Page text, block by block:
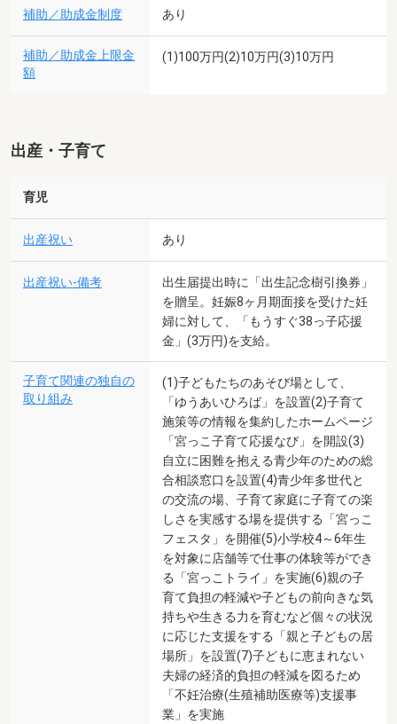
補助／助成金制度 あり
補助／助成金上限金
額
(1)100万円(2)10万円(3)10万円
出産・子育て
育児
出産祝い あり
出産祝い-備考
出生届提出時に「出生記念樹引換券」
を贈呈。妊娠8ヶ月期面接を受けた妊
婦に対して、「もうすぐ38っ子応援
金」(3万円)を支給。
子育て関連の独自の
取り組み
(1)子どもたちのあそび場として、
「ゆうあいひろば」を設置(2)子育て
施策等の情報を集約したホームページ
「宮っこ子育て応援なび」を開設(3)
自立に困難を抱える青少年のための総
合相談窓口を設置(4)青少年多世代と
の交流の場、子育て家庭に子育ての楽
しさを実感する場を提供する「宮っこ
フェスタ」を開催(5)小学校4～6年生
を対象に店舗等で仕事の体験等ができ
る「宮っこトライ」を実施(6)親の子
育て負担の軽減や子どもの前向きな気
持ちや生きる力を育むなど個々の状況
に応じた支援をする「親と子どもの居
場所」を設置(7)子どもに恵まれない
夫婦の経済的負担の軽減を図るため
「不妊治療(生殖補助医療等)支援事
業」を実施